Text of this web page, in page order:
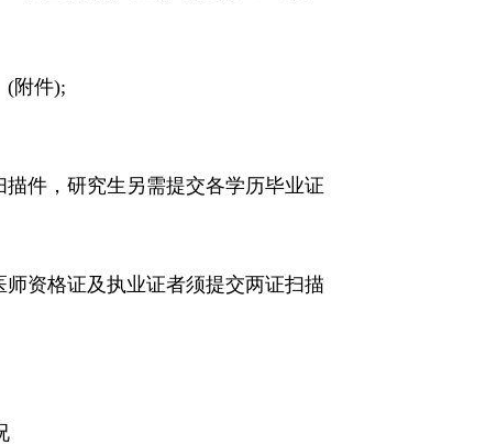
(附件);
件，研究生另需提交各学历毕业证
资格证及执业证者须提交两证扫描